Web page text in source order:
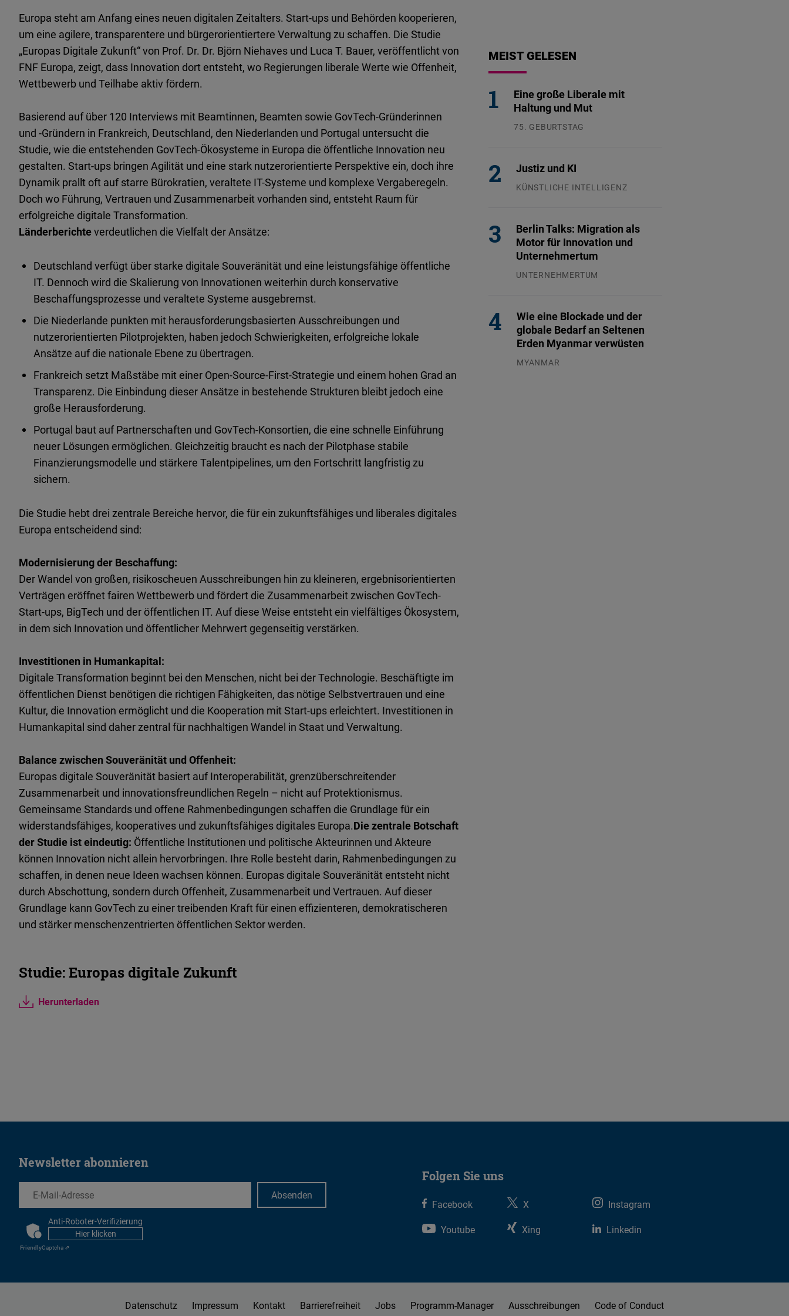
Europa steht am Anfang eines neuen digitalen Zeitalters. Start-ups und Behörden kooperieren,
um eine agilere, transparentere und bürgerorientiertere Verwaltung zu schaffen. Die Studie
„Europas Digitale Zukunft“ von Prof. Dr. Dr. Björn Niehaves und Luca T. Bauer, veröffentlicht von
FNF Europa, zeigt, dass Innovation dort entsteht, wo Regierungen liberale Werte wie Offenheit,
Wettbewerb und Teilhabe aktiv fördern.
Basierend auf über 120 Interviews mit Beamtinnen, Beamten sowie GovTech-Gründerinnen
und -Gründern in Frankreich, Deutschland, den Niederlanden und Portugal untersucht die
Studie, wie die entstehenden GovTech-Ökosysteme in Europa die öffentliche Innovation neu
gestalten. Start-ups bringen Agilität und eine stark nutzerorientierte Perspektive ein, doch ihre
Dynamik prallt oft auf starre Bürokratien, veraltete IT-Systeme und komplexe Vergaberegeln.
Doch wo Führung, Vertrauen und Zusammenarbeit vorhanden sind, entsteht Raum für
erfolgreiche digitale Transformation.
Länderberichteverdeutlichen die Vielfalt der Ansätze:
Deutschland verfügt über starke digitale Souveränität und eine leistungsfähige öffentliche
IT. Dennoch wird die Skalierung von Innovationen weiterhin durch konservative
Beschaffungsprozesse und veraltete Systeme ausgebremst.
Die Niederlande punkten mit herausforderungsbasierten Ausschreibungen und
nutzerorientierten Pilotprojekten, haben jedoch Schwierigkeiten, erfolgreiche lokale
Ansätze auf die nationale Ebene zu übertragen.
Frankreich setzt Maßstäbe mit einer Open-Source-First-Strategie und einem hohen Grad an
Transparenz. Die Einbindung dieser Ansätze in bestehende Strukturen bleibt jedoch eine
große Herausforderung.
Portugal baut auf Partnerschaften und GovTech-Konsortien, die eine schnelle Einführung
neuer Lösungen ermöglichen. Gleichzeitig braucht es nach der Pilotphase stabile
Finanzierungsmodelle und stärkere Talentpipelines, um den Fortschritt langfristig zu
sichern.
Die Studie hebt drei zentrale Bereiche hervor, die für ein zukunftsfähiges und liberales digitales
Europa entscheidend sind:
Modernisierung der Beschaffung:
Der Wandel von großen, risikoscheuen Ausschreibungen hin zu kleineren, ergebnisorientierten
Verträgen eröffnet fairen Wettbewerb und fördert die Zusammenarbeit zwischen GovTech-
Start-ups, BigTech und der öffentlichen IT. Auf diese Weise entsteht ein vielfältiges Ökosystem,
in dem sich Innovation und öffentlicher Mehrwert gegenseitig verstärken.
Investitionen in Humankapital:
Digitale Transformation beginnt bei den Menschen, nicht bei der Technologie. Beschäftigte im
öffentlichen Dienst benötigen die richtigen Fähigkeiten, das nötige Selbstvertrauen und eine
Kultur, die Innovation ermöglicht und die Kooperation mit Start-ups erleichtert. Investitionen in
Humankapital sind daher zentral für nachhaltigen Wandel in Staat und Verwaltung.
Balance zwischen Souveränität und Offenheit:
Europas digitale Souveränität basiert auf Interoperabilität, grenzüberschreitender
Zusammenarbeit und innovationsfreundlichen Regeln – nicht auf Protektionismus.
Gemeinsame Standards und offene Rahmenbedingungen schaffen die Grundlage für ein
widerstandsfähiges, kooperatives und zukunftsfähiges digitales Europa.Die zentrale Botschaft
der Studie ist eindeutig: Öffentliche Institutionen und politische Akteurinnen und Akteure
können Innovation nicht allein hervorbringen. Ihre Rolle besteht darin, Rahmenbedingungen zu
schaffen, in denen neue Ideen wachsen können. Europas digitale Souveränität entsteht nicht
durch Abschottung, sondern durch Offenheit, Zusammenarbeit und Vertrauen. Auf dieser
Grundlage kann GovTech zu einer treibenden Kraft für einen effizienteren, demokratischeren
und stärker menschenzentrierten öffentlichen Sektor werden.
Studie: Europas digitale Zukunft
Herunterladen
MEIST GELESEN
Eine große Liberale mit
Haltung und Mut
75. GEBURTSTAG
Justiz und KI
KÜNSTLICHE INTELLIGENZ
Berlin Talks: Migration als
Motor für Innovation und
Unternehmertum
UNTERNEHMERTUM
Wie eine Blockade und der
globale Bedarf an Seltenen
Erden Myanmar verwüsten
MYANMAR
Newsletter abonnieren
EMail
CAPTCHAAnti-Roboter-Verifizierung
Hier klicken
FriendlyCaptcha ⇗
Folgen Sie uns
Facebook X
Instagram
Youtube
Xing Linkedin
Datenschutz Impressum Kontakt Barrierefreiheit Jobs Programm-Manager Ausschreibungen Code of Conduct
Embed
Newsletter2go
Embed
Embed
D.Vinci
Embed